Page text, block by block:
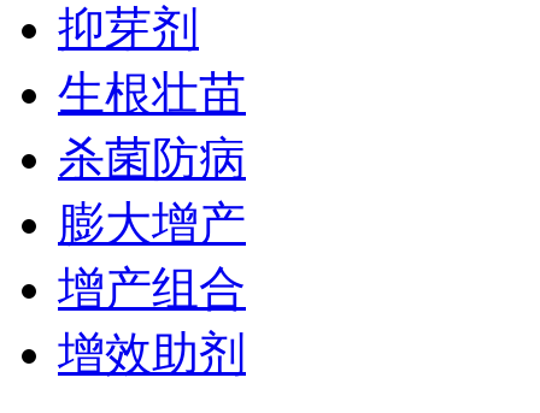
抑芽剂
生根壮苗
杀菌防病
膨大增产
增产组合
增效助剂